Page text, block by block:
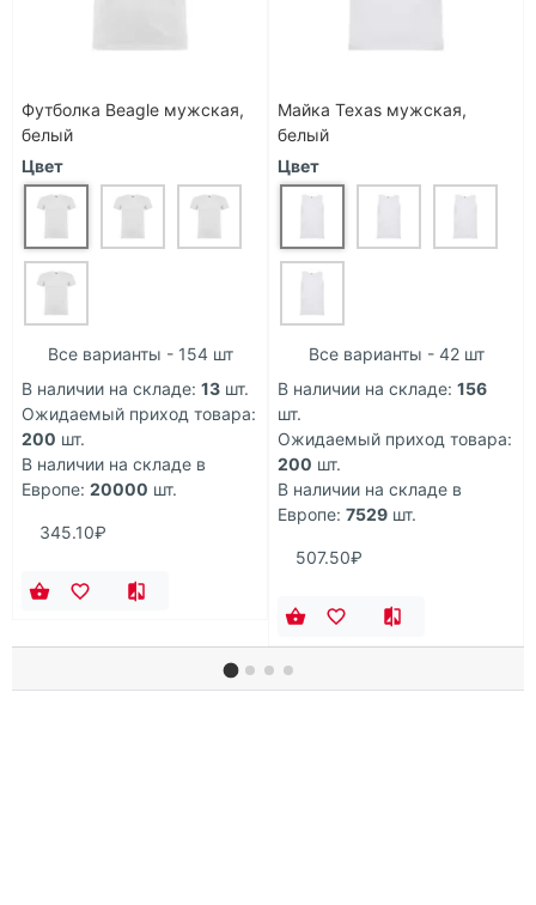
Футболка Beagle мужская,
белый
Цвет
Все варианты - 154 шт
В наличии на складе: 13 шт.
Ожидаемый приход товара:
200 шт.
В наличии на складе в
Европе: 20000 шт.
345.10₽
Майка Texas мужская,
белый
Цвет
Все варианты - 42 шт
В наличии на складе: 156
шт.
Ожидаемый приход товара:
200 шт.
В наличии на складе в
Европе: 7529 шт.
507.50₽